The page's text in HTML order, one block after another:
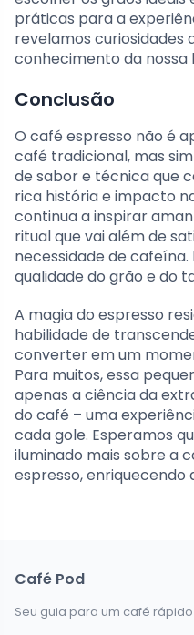
práticas para a
revelamos curiosidades
conhecimento da nossa
Conclusão
O café espresso não é
café tradicional, mas
de sabor e técnica que
rica história e impacto
continua a inspirar
ritual que vai além de
necessidade de
qualidade do grão e do
A magia do espresso
habilidade de
converter em um
Para muitos, essa
apenas a ciência da
do café – uma
cada gole. Esperamos
iluminado mais sobre a
espresso, enriquecendo
Café Pod
Seu guia para um café